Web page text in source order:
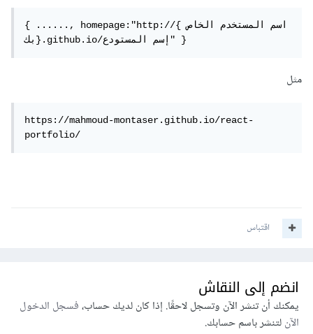
{ ......, homepage:"http://{اسم المستخدم الخاص
بك}.github.io/إسم المستودع" }
مثل
https://mahmoud-montaser.github.io/react-
portfolio/
اقتباس
انضم إلى النقاش
يمكنك أن تنشر الآن وتسجل لاحقًا. إذا كان لديك حساب،فسجل الدخول
الآنلتنشر باسم حسابك.